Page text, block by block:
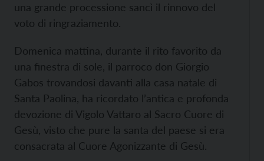
una grande processione sancì il rinnovo del
voto di ringraziamento.
Domenica mattina, durante il rito favorito da
una finestra di sole, il parroco don Giorgio
Gabos trovandosi davanti alla casa natale di
Santa Paolina, ha ricordato l’antica e profonda
devozione di Vigolo Vattaro al Sacro Cuore di
Gesù, visto che pure la santa del paese si era
consacrata al Cuore Agonizzante di Gesù.